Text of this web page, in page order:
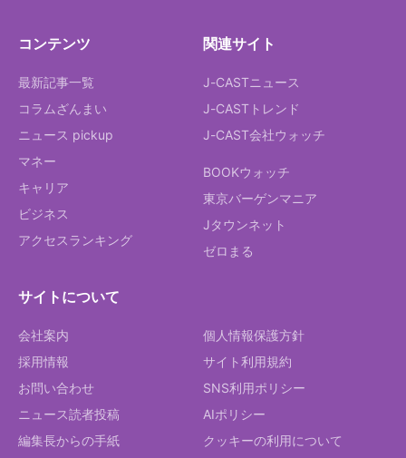
コンテンツ
最新記事一覧
コラムざんまい
ニュース pickup
マネー
キャリア
ビジネス
アクセスランキング
関連サイト
J-CASTニュース
J-CASTトレンド
J-CAST会社ウォッチ
BOOKウォッチ
東京バーゲンマニア
Jタウンネット
ゼロまる
サイトについて
会社案内
採用情報
お問い合わせ
ニュース読者投稿
編集長からの手紙
個人情報保護方針
サイト利用規約
SNS利用ポリシー
AIポリシー
クッキーの利用について